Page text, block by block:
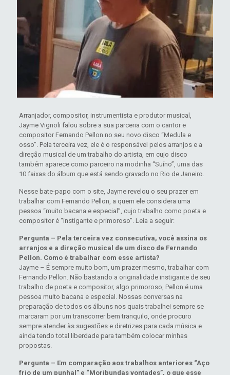
Arranjador, compositor, instrumentista e produtor musical,
Jayme Vignoli falou sobre a sua parceria com o cantor e
compositor Fernando Pellon no seu novo disco “Medula e
osso”. Pela terceira vez, ele é o responsável pelos arranjos e a
direção musical de um trabalho do artista, em cujo disco
também aparece como parceiro na modinha “Suíno”, uma das
10 faixas do álbum que está sendo gravado no Rio de Janeiro.
Nesse bate-papo com o site, Jayme revelou o seu prazer em
trabalhar com Fernando Pellon, a quem ele considera uma
pessoa “muito bacana e especial”, cujo trabalho como poeta e
compositor é “instigante e primoroso”. Leia a seguir:
Pergunta – Pela terceira vez consecutiva, você assina os
arranjos e a direção musical de um disco de Fernando
Pellon. Como é trabalhar com esse artista?
Jayme – É sempre muito bom, um prazer mesmo, trabalhar com
Fernando Pellon. Não bastando a originalidade instigante de seu
trabalho de poeta e compositor, algo primoroso, Pellon é uma
pessoa muito bacana e especial. Nossas conversas na
preparação de todos os álbuns nos quais trabalhei sempre se
marcaram por um transcorrer bem tranquilo, onde procuro
sempre atender às sugestões e diretrizes para cada música e
ainda tendo total liberdade para também colocar minhas
propostas.
Pergunta – Em comparação aos trabalhos anteriores “Aço
frio de um punhal” e “Moribundas vontades”, o que esse